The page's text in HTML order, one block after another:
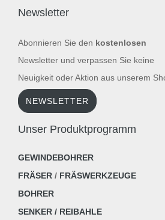
Newsletter
Abonnieren Sie den kostenlosen
Newsletter und verpassen Sie keine
Neuigkeit oder Aktion aus unserem
NEWSLETTER
Unser Produktprogramm
GEWINDEBOHRER
FRÄSER / FRÄSWERKZEUGE
BOHRER
SENKER / REIBAHLE